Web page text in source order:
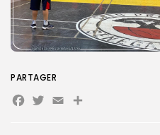
PARTAGER
Facebook
Twitter
EmailPartager